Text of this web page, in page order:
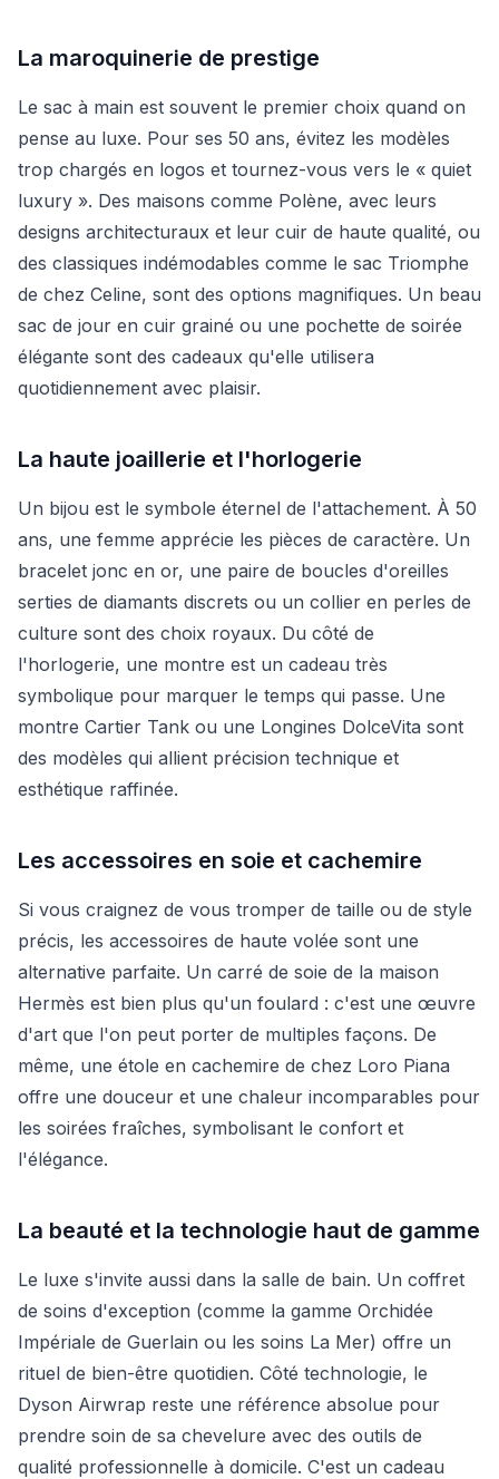
La maroquinerie de prestige
Le sac à main est souvent le premier choix quand on
pense au luxe. Pour ses 50 ans, évitez les modèles
trop chargés en logos et tournez-vous vers le « quiet
luxury ». Des maisons comme Polène, avec leurs
designs architecturaux et leur cuir de haute qualité, ou
des classiques indémodables comme le sac Triomphe
de chez Celine, sont des options magnifiques. Un beau
sac de jour en cuir grainé ou une pochette de soirée
élégante sont des cadeaux qu'elle utilisera
quotidiennement avec plaisir.
La haute joaillerie et l'horlogerie
Un bijou est le symbole éternel de l'attachement. À 50
ans, une femme apprécie les pièces de caractère. Un
bracelet jonc en or, une paire de boucles d'oreilles
serties de diamants discrets ou un collier en perles de
culture sont des choix royaux. Du côté de
l'horlogerie, une montre est un cadeau très
symbolique pour marquer le temps qui passe. Une
montre Cartier Tank ou une Longines DolceVita sont
des modèles qui allient précision technique et
esthétique raffinée.
Les accessoires en soie et cachemire
Si vous craignez de vous tromper de taille ou de style
précis, les accessoires de haute volée sont une
alternative parfaite. Un carré de soie de la maison
Hermès est bien plus qu'un foulard : c'est une œuvre
d'art que l'on peut porter de multiples façons. De
même, une étole en cachemire de chez Loro Piana
offre une douceur et une chaleur incomparables pour
les soirées fraîches, symbolisant le confort et
l'élégance.
La beauté et la technologie haut de gamme
Le luxe s'invite aussi dans la salle de bain. Un coffret
de soins d'exception (comme la gamme Orchidée
Impériale de Guerlain ou les soins La Mer) offre un
rituel de bien-être quotidien. Côté technologie, le
Dyson Airwrap reste une référence absolue pour
prendre soin de sa chevelure avec des outils de
qualité professionnelle à domicile. C'est un cadeau